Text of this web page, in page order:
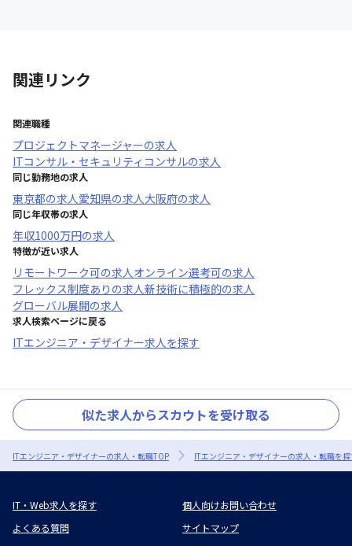
関連リンク
関連職種
プロジェクトマネージャーの求人
ITコンサル・セキュリティコンサルの求人
同じ勤務地の求人
東京都の求人愛知県の求人大阪府の求人
同じ年収帯の求人
年収1000万円の求人
特徴が近い求人
リモートワーク可の求人オンライン選考可の求人
フレックス制度あり の求人新技術に積極的の求人
グローバル展開の求人
求人検索ページに戻る
ITエンジニア・デザイナー求人を探す
似た求人からスカウトを受け取る
ITエンジニア・デザイナーの求人・転職TOP ITエンジニア・デザイナーの求人・転職を
IT・Web求人を探す
個人向けお問い合わせ
よくある質問
サイトマップ